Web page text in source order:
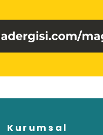
Kurumsal